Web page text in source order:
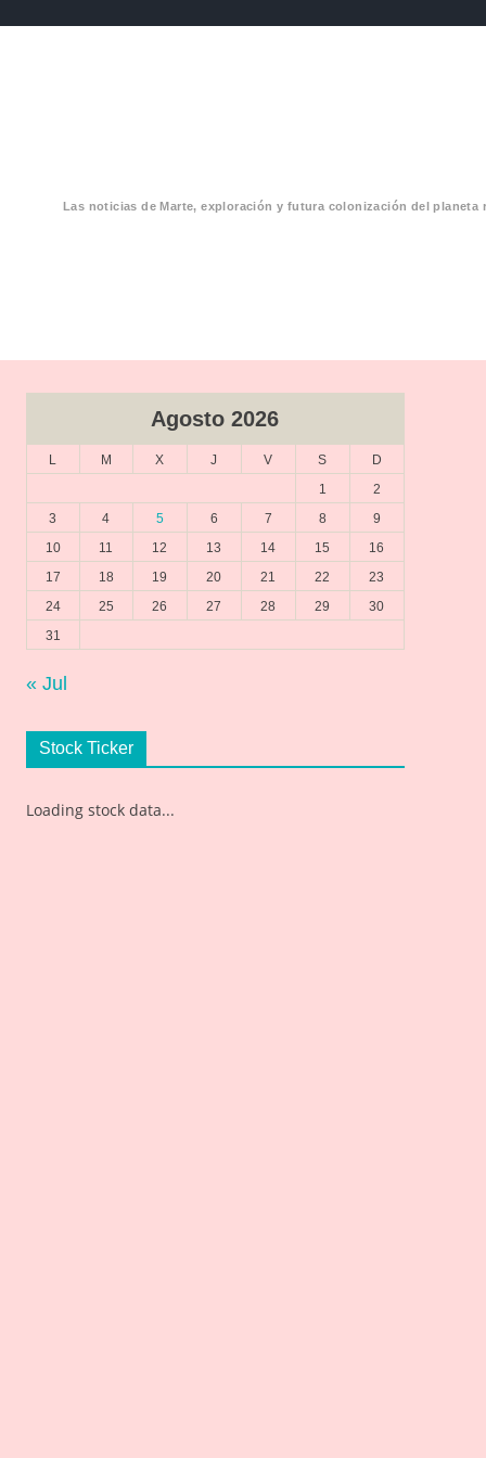
Las noticias de Marte, exploración y futura colonización del planeta
Agosto 2026
L M X J V S
D
1
2
3
4 5 6 7 8
9
10
11 12 13 14 15
16
17
18 19 20 21 22
23
24
25 26 27 28 29
30
31
« Jul
Stock Ticker
Loading stock data...